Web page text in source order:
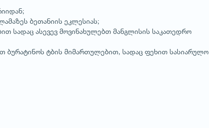
ბეთანიის ეკლესიას;
სადაც ასევევ მოვინახულებთ მანგლისის საკათედრო
ბურატინოს ტბის მიმართულებით, სადაც ფეხით სასიარულო